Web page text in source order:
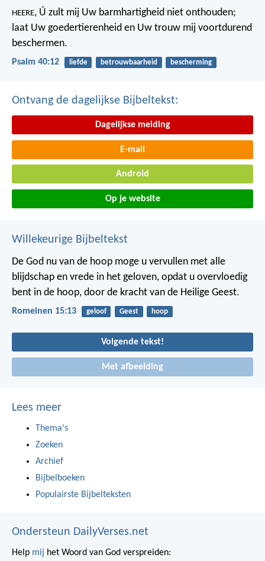
HEERE, Ú zult mij Uw barmhartigheid niet onthouden;
laat Uw goedertierenheid en Uw trouw mij voortdurend
beschermen.
Psalm 40:12 liefde betrouwbaarheid bescherming
Ontvang de dagelijkse Bijbeltekst:
Dagelijkse melding
E-mail
Android
Op je website
Willekeurige Bijbeltekst
De God nu van de hoop moge u vervullen met alle
blijdschap en vrede in het geloven, opdat u overvloedig
bent in de hoop, door de kracht van de Heilige Geest.
Romeinen 15:13 geloof Geest hoop
Volgende tekst!
Met afbeelding
Lees meer
Thema's
Zoeken
Archief
Bijbelboeken
Populairste Bijbelteksten
Ondersteun DailyVerses.net
Help mij het Woord van God verspreiden: